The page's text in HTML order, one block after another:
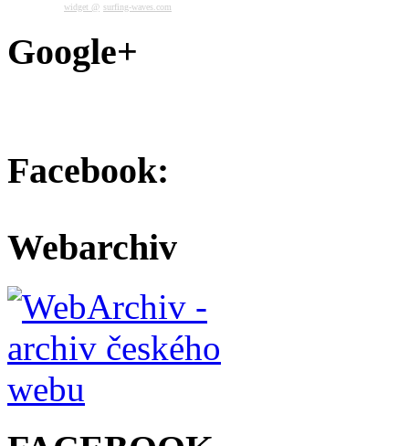
widget @ surfing-waves.com
Google+
Facebook:
Webarchiv